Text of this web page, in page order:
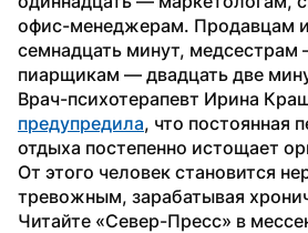
офис-менеджерам. Продавцам
семнадцать минут, медсестрам
пиарщикам — двадцать две
Врач-психотерапевт Ирина
предупредила, что постоянная
отдыха постепенно истощает
От этого человек становится
тревожным, зарабатывая
Читайте «Север-Пресс» в